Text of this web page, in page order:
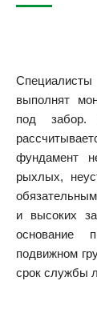
выполнят
под забор.
фундамент
рыхлых,
и высоких
основание
подвижном
срок службы